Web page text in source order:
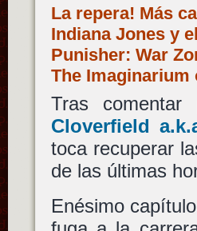
La repera! Más
Indiana Jones y
Punisher: War
The
Tras comentar
Cloverfield
toca recuperar
de las últimas
Enésimo